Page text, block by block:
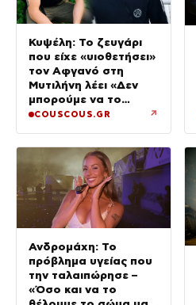
Κυψέλη: Το ζευγάρι
που είχε «υιοθετήσει»
τον Αφγανό στη
Μυτιλήνη λέει «Δεν
μπορούμε να το
πιστέψουμε»
COUSCOUS.GR ↗
Ανδρομάχη: Το
πρόβλημα υγείας που
την ταλαιπώρησε –
«Όσο και να το